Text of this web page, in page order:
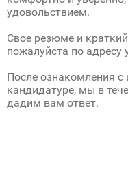
удовольствием.
Свое резюме и
пожалуйста по адресу
После ознакомления
кандидатуре, мы в
дадим вам ответ.